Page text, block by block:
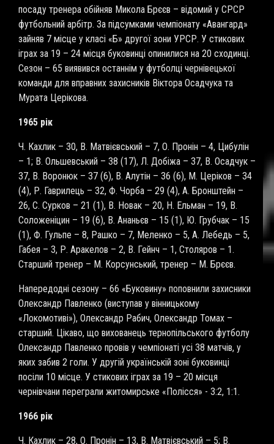
посаду тренера обійняв Микола Брєєв – відомий у СРСР
футбольний арбітр. За підсумками чемпіонату «Авангард»
зайняв 7 місце у класі «Б» другої зони УРСР. У стикових
іграх за 19 – 24 місця буковинці опинилися на 20 сходинці.
Сезон – 65 виявився останнім у футболці чернівецької
команди для вправних захисників Віктора Осадчука та
Мурата Церікова.
1965 рік
Ч. Кахлик – 30, В. Матвієвський – 7, О. Пронін – 4, Цибулін
– 1; В. Ольшевський – 38 (17), Л. Добіжа – 37, В. Осадчук –
37, В. Воронюк – 37 (6), В. Алутін – 36 (6), М. Церіков – 34
(4), Р. Гаврилець – 32, Ф. Чорба – 29 (4), А. Бронштейн –
26, С. Сурков – 21 (1), В. Новак – 20, Н. Ельман – 19, В.
Соложеніцин – 19 (6), В. Ананьєв – 15 (1), Ю. Грубчак – 15
(1), Ф. Гульпе – 8, Рашко – 7, Меленко – 5, А. Лебедь – 5,
Габея – 3, Р. Аракелов – 2, В. Гейнч – 1, Столяров – 1.
Старший тренер – М. Корсунський, тренер – М. Брєєв.
Напередодні сезону – 66 «Буковину» поповнили захисники
Олександр Павленко (виступав у вінницькому
«Локомотиві»), Олександр Рабич, Олександр Томах –
старший. Цікаво, що вихованець тернопільського футболу
Олександр Павленко провів у чемпіонаті усі 38 матчів, у
яких забив 2 голи. У другій українській зоні буковинці
посіли 10 місце. У стикових іграх за 19 – 20 місця
чернівчани переграли житомирське «Полісся» - 3:2, 1:1.
1966 рік
Ч. Кахлик – 28, О. Пронін – 13, В. Матвієвський – 5; В.